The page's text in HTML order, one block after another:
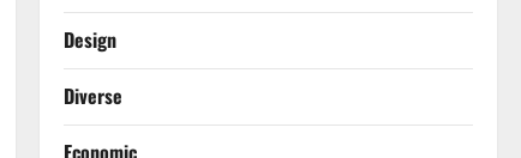
Design
Diverse
Economic